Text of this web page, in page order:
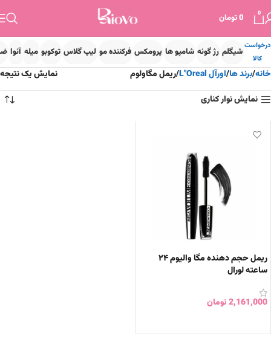
0
0تومان
درخواست
کالا
شیگلم رژ گونه شامپو ها پرومکس فرکننده مو لیپ گلاس توکوبو میله آنوا
خانه برند ها اورآل L"Oreal ریمل مگاولوم
نمایش یک نتیجه
نمایش نوار کناری
ریمل حجم دهنده مگا والیوم ۲۴
ساعته لورال
2,161,000تومان